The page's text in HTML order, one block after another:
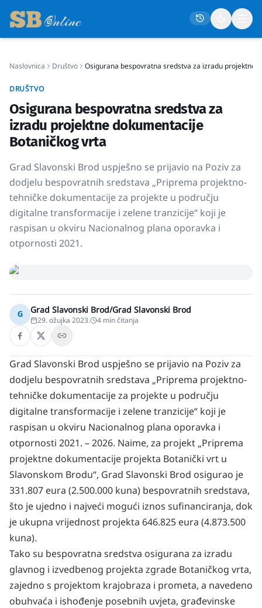
Politika
Gospodarstvo
Crna kronika
Sport
Kultura
Osmrtnice
Naslovnica Društvo Osigurana bespovratna sredstva za izradu projektne
DRUŠTVO
Osigurana bespovratna sredstva za
izradu projektne dokumentacije
Botaničkog vrta
Grad Slavonski Brod uspješno se prijavio na Poziv za
dodjelu bespovratnih sredstava „Priprema projektno-
tehničke dokumentacije za projekte u području
digitalne transformacije i zelene tranzicije“ koji je
raspisan u okviru Nacionalnog plana oporavka i
otpornosti 2021.
G Grad Slavonski Brod/Grad Slavonski Brod
29. ožujka 2023. 4 min čitanja
Grad Slavonski Brod uspješno se prijavio na Poziv za
dodjelu bespovratnih sredstava „Priprema projektno-
tehničke dokumentacije za projekte u području
digitalne transformacije i zelene tranzicije“ koji je
raspisan u okviru Nacionalnog plana oporavka i
otpornosti 2021. – 2026. Naime, za projekt „Priprema
projektne dokumentacije projekta Botanički vrt u
Slavonskom Brodu“, Grad Slavonski Brod osigurao je
331.807 eura (2.500.000 kuna) bespovratnih sredstava,
što je ujedno i najveći mogući iznos sufinanciranja, dok
je ukupna vrijednost projekta 646.825 eura (4.873.500
kuna).
Tako su bespovratna sredstva osigurana za izradu
glavnog i izvedbenog projekta zgrade Botaničkog vrta,
zajedno s projektom krajobraza i prometa, a navedeno
obuhvaća i ishođenje posebnih uvjeta, građevinske